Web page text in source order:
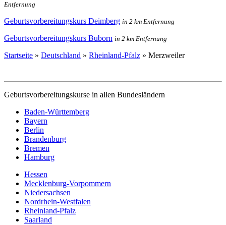
Entfernung
Geburtsvorbereitungskurs Deimberg in 2 km Entfernung
Geburtsvorbereitungskurs Buborn in 2 km Entfernung
Startseite » Deutschland » Rheinland-Pfalz » Merzweiler
Geburtsvorbereitungskurse in allen Bundesländern
Baden-Württemberg
Bayern
Berlin
Brandenburg
Bremen
Hamburg
Hessen
Mecklenburg-Vorpommern
Niedersachsen
Nordrhein-Westfalen
Rheinland-Pfalz
Saarland